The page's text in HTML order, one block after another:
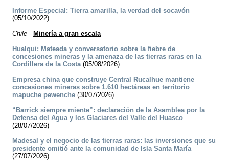
Informe Especial: Tierra amarilla, la verdad del socavón
(05/10/2022)
Chile - Minería a gran escala
Hualqui: Mateada y conversatorio sobre la fiebre de
concesiones mineras y la amenaza de las tierras raras en la
Cordillera de la Costa(05/08/2026)
Empresa china que construye Central Rucalhue mantiene
concesiones mineras sobre 1.610 hectáreas en territorio
mapuche pewenche (30/07/2026)
“Barrick siempre miente”: declaración de la Asamblea por la
Defensa del Agua y los Glaciares del Valle del Huasco
(28/07/2026)
Madesal y el negocio de las tierras raras: las inversiones que su
presidente omitió ante la comunidad de Isla Santa María
(27/07/2026)